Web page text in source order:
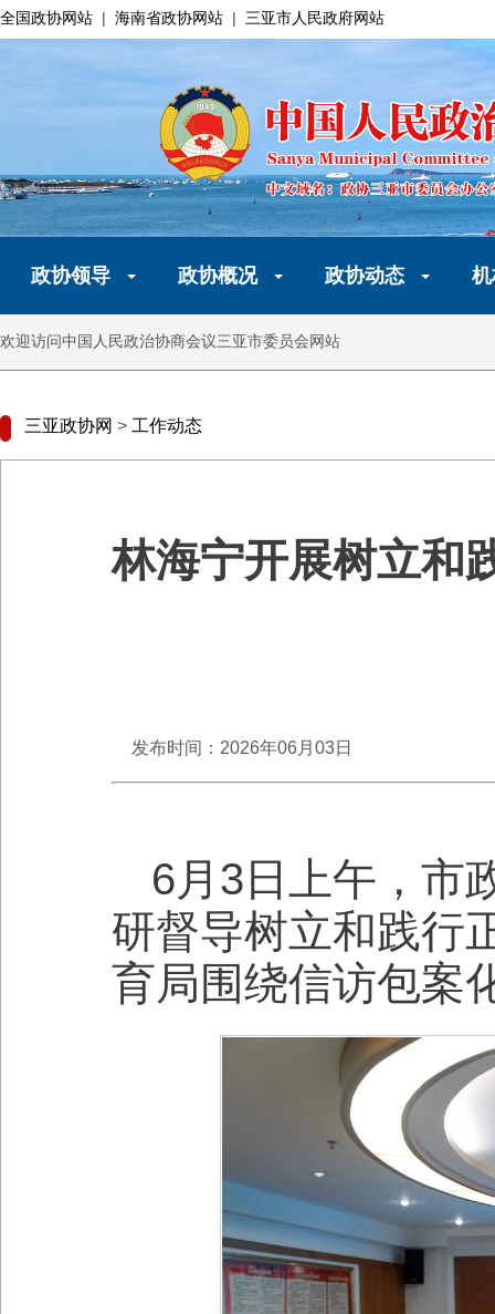
全国政协网站 | 海南省政协网站 | 三亚市人民政府网站
政协领导 政协概况 政协动态
欢迎访问中国人民政治协商会议三亚市委员会网站
三亚政协网 > 工作动态
林海宁开展树立和
发布时间：2026年06月03日
6月3日上午，市
研督导树立和践行
育局围绕信访包案